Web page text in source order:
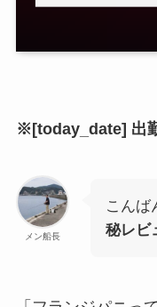
※[today_date] 出
メン船長
こんば
秘レビ